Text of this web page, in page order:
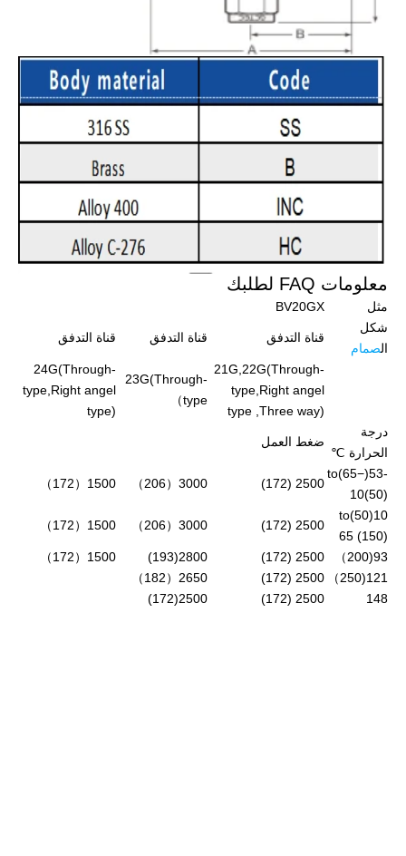
معلومات FAQ لطلبك
مثل
BV20GX
شكل
الصمام
قناة التدفق قناة التدفق قناة التدفق
21G,22G(Through-
type,Right angel
type ,Three way)
23G(Through-
type）
24G(Through-
type,Right angel
type)
درجة
الحرارة ℃
ضغط العمل
-53(−65)to
10(50)
2500 (172)
3000（206）
1500（172）
10(50)to
65 (150)
2500 (172)
3000（206）
1500（172）
93(200）
2500 (172)
2800(193)
1500（172）
121(250）
2500 (172)
2650（182）
148
2500 (172)
2500(172)